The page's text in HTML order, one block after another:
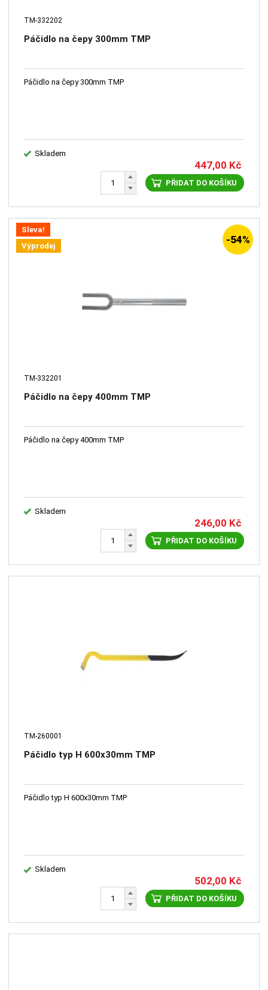
TM-332202
Páčidlo na čepy 300mm TMP
Páčidlo na čepy 300mm TMP
Skladem
447,00 Kč
PŘIDAT DO KOŠÍKU
Sleva!
Výprodej
-54%
TM-332201
Páčidlo na čepy 400mm TMP
Páčidlo na čepy 400mm TMP
Skladem
246,00 Kč
PŘIDAT DO KOŠÍKU
TM-260001
Páčidlo typ H 600x30mm TMP
Páčidlo typ H 600x30mm TMP
Skladem
502,00 Kč
PŘIDAT DO KOŠÍKU